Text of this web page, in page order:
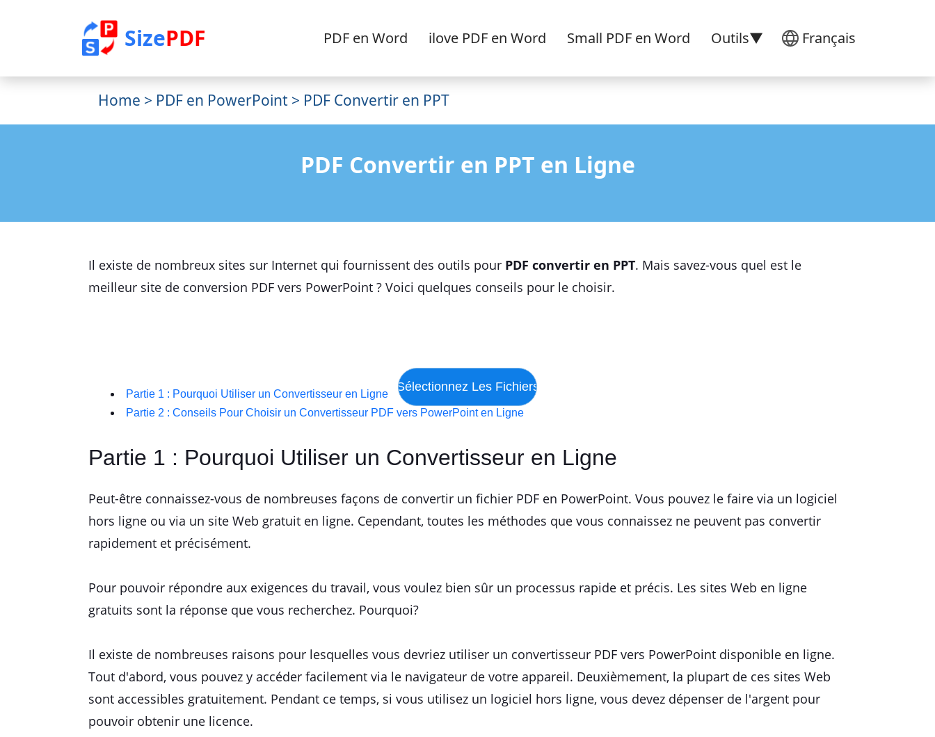
SizePDF Français
PDF en Word ilove PDF en Word Small PDF en Word Outils▼
Home > PDF en PowerPoint > PDF Convertir en PPT
PDF Convertir en PPT en Ligne
Il existe de nombreux sites sur Internet qui fournissent des outils pour PDF convertir en PPT. Mais savez-vous quel est le
meilleur site de conversion PDF vers PowerPoint ? Voici quelques conseils pour le choisir.
Partie 1 : Pourquoi Utiliser un Convertisseur en Ligne
Partie 2 : Conseils Pour Choisir un Convertisseur PDF vers PowerPoint en Ligne
Partie 1 : Pourquoi Utiliser un Convertisseur en Ligne
Peut-être connaissez-vous de nombreuses façons de convertir un fichier PDF en PowerPoint. Vous pouvez le faire via un logiciel
hors ligne ou via un site Web gratuit en ligne. Cependant, toutes les méthodes que vous connaissez ne peuvent pas convertir
rapidement et précisément.
Pour pouvoir répondre aux exigences du travail, vous voulez bien sûr un processus rapide et précis. Les sites Web en ligne
gratuits sont la réponse que vous recherchez. Pourquoi?
Il existe de nombreuses raisons pour lesquelles vous devriez utiliser un convertisseur PDF vers PowerPoint disponible en ligne.
Tout d'abord, vous pouvez y accéder facilement via le navigateur de votre appareil. Deuxièmement, la plupart de ces sites Web
sont accessibles gratuitement. Pendant ce temps, si vous utilisez un logiciel hors ligne, vous devez dépenser de l'argent pour
pouvoir obtenir une licence.